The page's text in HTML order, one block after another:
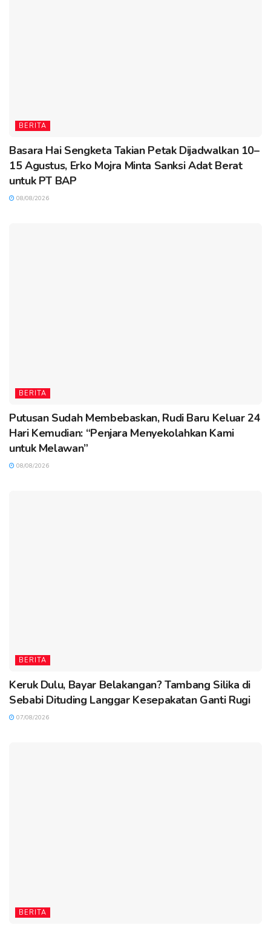
BERITA
Basara Hai Sengketa Takian Petak Dijadwalkan 10–
15 Agustus, Erko Mojra Minta Sanksi Adat Berat
untuk PT BAP
08/08/2026
BERITA
Putusan Sudah Membebaskan, Rudi Baru Keluar 24
Hari Kemudian: “Penjara Menyekolahkan Kami
untuk Melawan”
08/08/2026
BERITA
Keruk Dulu, Bayar Belakangan? Tambang Silika di
Sebabi Dituding Langgar Kesepakatan Ganti Rugi
07/08/2026
BERITA